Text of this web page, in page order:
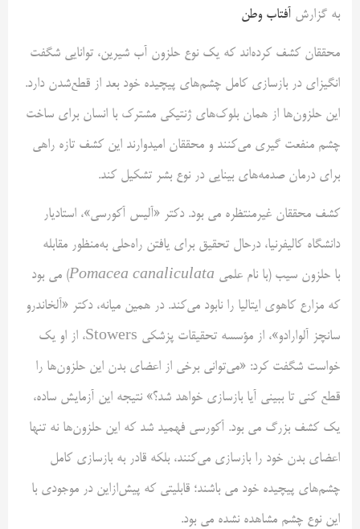
به گزارش آفتاب وطن
محققان کشف کرده‌اند که یک نوع حلزون آب شیرین، توانایی شگفت
انگیز‌ای در بازسازی کامل چشم‌های پیچیده خود بعد از قطع‌شدن دارد.
این حلزون‌ها از همان بلوک‌های ژنتیکی مشترک با انسان برای ساخت
چشم منفعت گیری می‌کنند و محققان امیدوارند این کشف تازه راهی
برای درمان صدمه‌های بینایی در نوع بشر تشکیل کند.
کشف محققان غیرمنتظره می بود. دکتر «آلیس آکورسی»، استادیار
دانشگاه کالیفرنیا، درحال تحقیق برای یافتن راه‌حلی به‌منظور مقابله
با حلزون سیب (با نام علمی Pomacea canaliculata) می بود
که مزارع کاهوی ایتالیا را نابود می‌کند. در همین میانه، دکتر «آلخاندرو
سانچز آلوارادو»، از مؤسسه تحقیقات پزشکی Stowers، از او یک
خواست شگفت کرد: «می‌توانی برخی از اعضای بدن این حلزون‌ها را
قطع کنی تا ببینی آیا بازسازی خواهد شد؟» نتیجه این آزمایش ساده،
یک کشف بزرگ می بود. آکورسی فهمید شد که این حلزون‌ها نه تنها
اعضای بدن خود را بازسازی می‌کنند، بلکه قادر به بازسازی کامل
چشم‌های پیچیده خود می باشند؛ قابلیتی که پیش‌ازاین در موجودی با
این نوع چشم مشاهده نشده می بود.